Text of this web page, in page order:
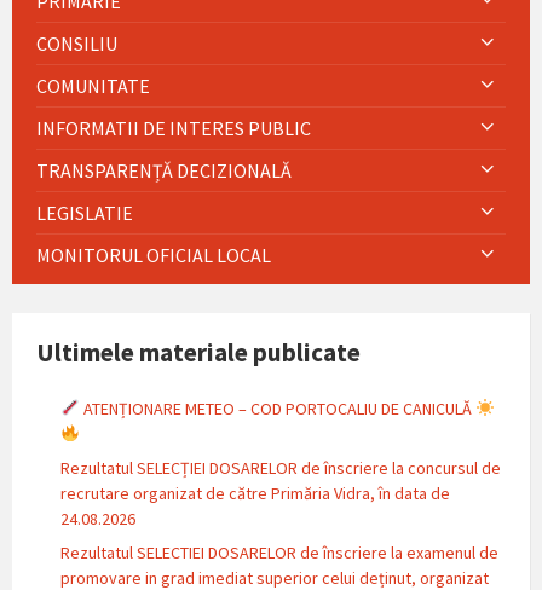
CONSILIU
COMUNITATE
INFORMATII DE INTERES PUBLIC
TRANSPARENȚĂ DECIZIONALĂ
LEGISLATIE
MONITORUL OFICIAL LOCAL
Ultimele materiale publicate
ATENȚIONARE METEO – COD PORTOCALIU DE CANICULĂ
Rezultatul SELECȚIEI DOSARELOR de înscriere la concursul de
recrutare organizat de către Primăria Vidra, în data de
24.08.2026
Rezultatul SELECTIEI DOSARELOR de înscriere la examenul de
promovare in grad imediat superior celui deținut, organizat